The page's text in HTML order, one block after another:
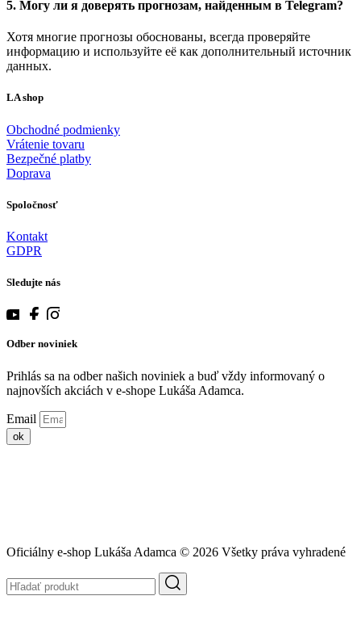
5. Могу ли я доверять прогнозам, найденным в Telegram?
Хотя многие прогнозы обоснованы, всегда проверяйте
информацию и используйте её как дополнительный источник
данных.
LA shop
Obchodné podmienky
Vrátenie tovaru
Bezpečné platby
Doprava
Spoločnosť
Kontakt
GDPR
Sledujte nás
Odber noviniek
Prihlás sa na odber našich noviniek a buď vždy informovaný o
najnovších akciách v e-shope Lukáša Adamca.
Email
ok
Oficiálny e-shop Lukáša Adamca © 2026 Všetky práva vyhradené
Hľadať
produkt